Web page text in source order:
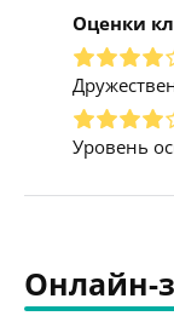
Оценки
Уровень
Онлайн-